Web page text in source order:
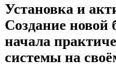
Установка и
Создание новой
начала
системы на